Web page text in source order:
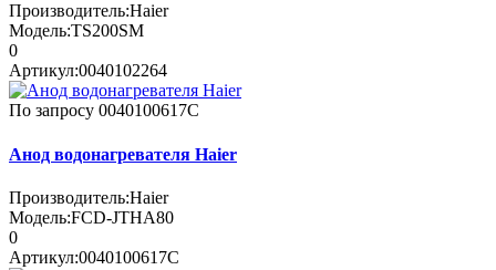
Производитель:Haier
Модель:TS200SM
0
Артикул:0040102264
По запросу 0040100617C
Анод водонагревателя Haier
Производитель:Haier
Модель:FCD-JTHA80
0
Артикул:0040100617C